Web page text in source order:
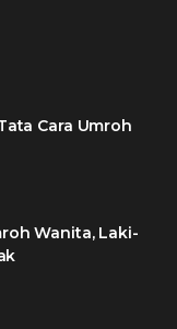
Cara Umroh
Wanita, Laki-